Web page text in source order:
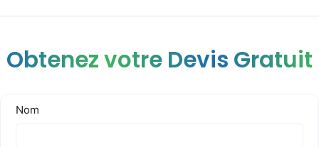
Obtenez votre Devis Gratuit